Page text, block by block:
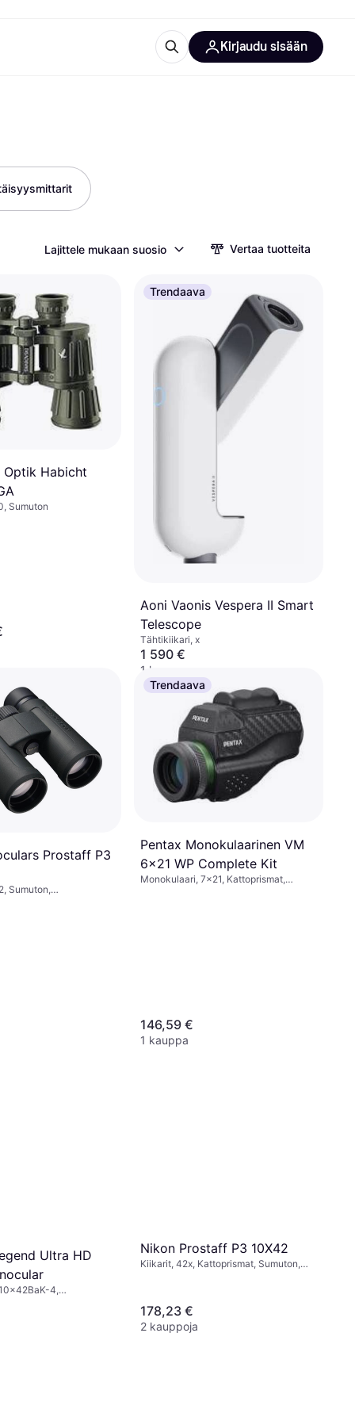
Kirjaudu sisään
Lajittele mukaan suosio Vertaa tuotteita
Optik Habicht
Sumuton
Trendaava
Aoni Vaonis Vespera II Smart
Telescope
Tähtikiikari, x
1 590 €
1 kauppa
Prostaff P3
Sumuton,
Trendaava
Pentax Monokulaarinen VM
6x21 WP Complete Kit
Monokulaari, 7x21, Kattoprismat,
146,59 €
1 kauppa
Ultra HD
4,
Nikon Prostaff P3 10X42
Kiikarit, 42x, Kattoprismat, Sumuton,
178,23 €
2 kauppoja